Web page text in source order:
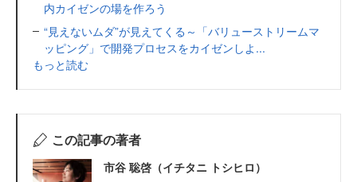
内カイゼンの場を作ろう
“見えないムダ”が見えてくる～「バリューストリームマ
ッピング」で開発プロセスをカイゼンしよ...
もっと読む
この記事の著者
市谷 聡啓（イチタニ トシヒロ）